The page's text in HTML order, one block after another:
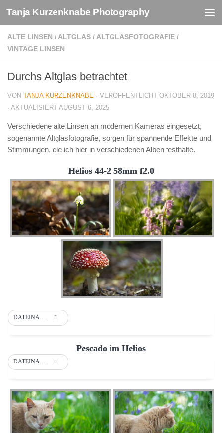
Zum Inhalt springen
Tanja Kurzenknabe Photography
ALTE LINSEN / ALTGLAS / ALTGLASFOTOGRAFIE /
VINTAGE LINSEN
Durchs Altglas betrachtet
VON TANJA KURZENKNABE · VERÖFFENTLICHT OKTOBER 8, 2019
· AKTUALISIERT AUGUST 6, 2025
Verschiedene alte Linsen an modernen Kameras eingesetzt,
sogenannte Altglasfotografie, sorgen für spannende Effekte und
Stimmungen, die ich hier in verschiedenen Alben festhalte.
Helios 44-2 58mm f2.0
Pescado im Helios